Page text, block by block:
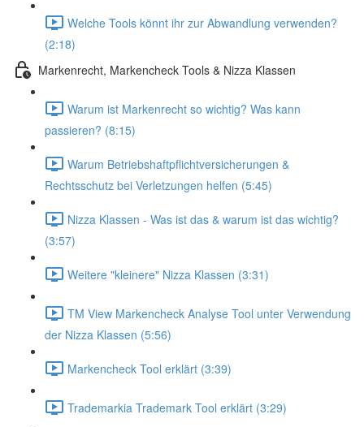
Welche Tools könnt ihr zur Abwandlung verwenden?
(2:18)
Markenrecht, Markencheck Tools & Nizza Klassen
Warum ist Markenrecht so wichtig? Was kann
passieren? (8:15)
Warum Betriebshaftpflichtversicherungen &
Rechtsschutz bei Verletzungen helfen (5:45)
Nizza Klassen - Was ist das & warum ist das wichtig?
(3:57)
Weitere "kleinere" Nizza Klassen (3:31)
TM View Markencheck Analyse Tool unter Verwendung
der Nizza Klassen (5:56)
Markencheck Tool erklärt (3:39)
Trademarkia Trademark Tool erklärt (3:29)